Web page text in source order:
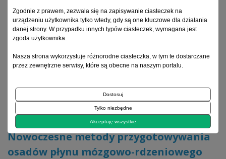
Nowoczesne metody przygotowywania osadów płynu
mózgowo-rdzeniowego
Archiwum 1992–2014
1997, tom 6, zeszyt 1
Diagnostyka plynu mózgowo rdzeniowego
Nowoczesne metody przygotowywania
osadów płynu mózgowo-rdzeniowego
Zgodnie z prawem, zezwala się na zapisywanie ciasteczek na
urządzeniu użytkownika tylko wtedy, gdy są one kluczowe dla działania
danej strony. W przypadku innych typów ciasteczek, wymagana jest
zgoda użytkownika.
Nasza strona wykorzystuje różnorodne ciasteczka, w tym te dostarczane
przez zewnętrzne serwisy, które są obecne na naszym portalu.
Dostosuj
Tylko niezbędne
Akceptuję wszystkie